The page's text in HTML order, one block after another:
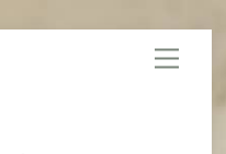
Menu